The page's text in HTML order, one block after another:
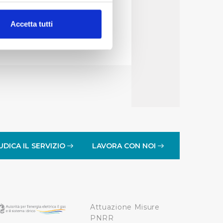
(impronte
che l’Utente ha fornito
i singoli cookie
Accetta tutti
IL SERVIZIO LAVORA CON NOI
Attuazione Misure
PNRR